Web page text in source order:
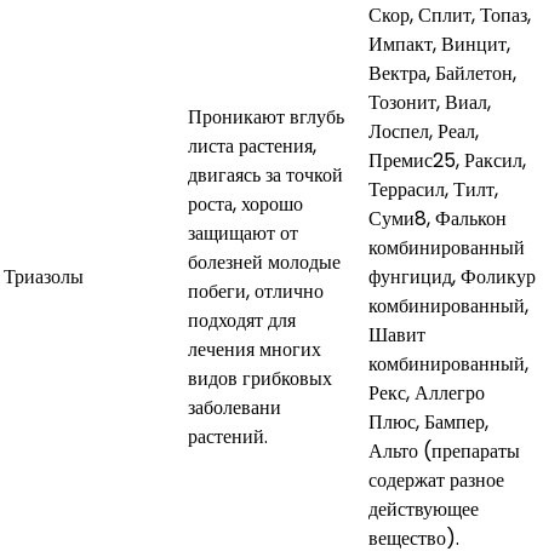
Триазолы
Проникают вглубь
листа растения,
двигаясь за точкой
роста, хорошо
защищают от
болезней молодые
побеги, отлично
подходят для
лечения многих
видов грибковых
заболевани
растений.
Скор, Сплит, Топаз,
Импакт, Винцит,
Вектра, Байлетон,
Тозонит, Виал,
Лоспел, Реал,
Премис25, Раксил,
Террасил, Тилт,
Суми8, Фалькон
комбинированный
фунгицид, Фоликур
комбинированный,
Шавит
комбинированный,
Рекс, Аллегро
Плюс, Бампер,
Альто (препараты
содержат разное
действующее
вещество).